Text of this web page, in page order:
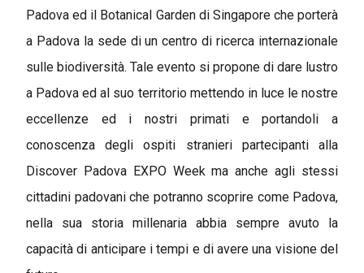
Padova ed il Botanical Garden di Singapore che porterà
a Padova la sede di un centro di ricerca internazionale
sulle biodiversità. Tale evento si propone di dare lustro
a Padova ed al suo territorio mettendo in luce le nostre
eccellenze ed i nostri primati e portandoli a
conoscenza degli ospiti stranieri partecipanti alla
Discover Padova EXPO Week ma anche agli stessi
cittadini padovani che potranno scoprire come Padova,
nella sua storia millenaria abbia sempre avuto la
capacità di anticipare i tempi e di avere una visione del